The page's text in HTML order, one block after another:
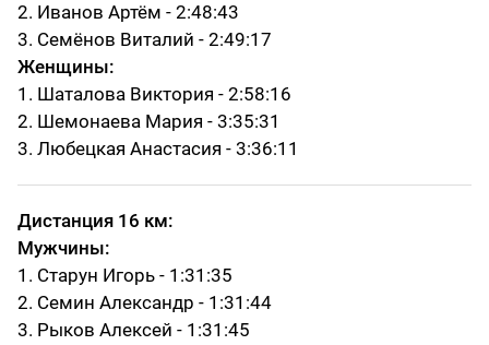
2. Иванов Артём - 2:48:43
3. Семёнов Виталий - 2:49:17
Женщины:
1. Шаталова Виктория - 2:58:16
2. Шемонаева Мария - 3:35:31
3. Любецкая Анастасия - 3:36:11
Дистанция 16 км:
Мужчины:
1. Старун Игорь - 1:31:35
2. Семин Александр - 1:31:44
3. Рыков Алексей - 1:31:45